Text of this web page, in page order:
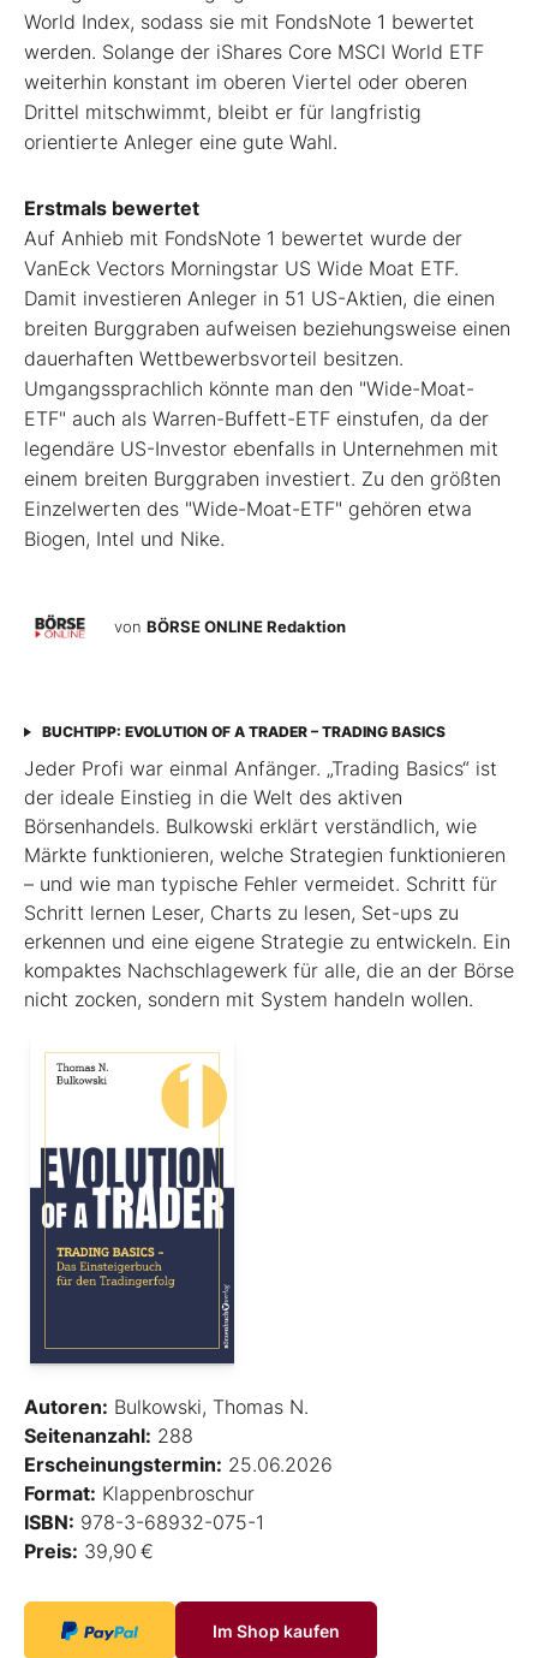
World Index, sodass sie mit FondsNote 1 bewertet
werden. Solange der iShares Core MSCI World ETF
weiterhin konstant im oberen Viertel oder oberen
Drittel mitschwimmt, bleibt er für langfristig
orientierte Anleger eine gute Wahl.
Erstmals bewertet
Auf Anhieb mit FondsNote 1 bewertet wurde der
VanEck Vectors Morningstar US Wide Moat ETF.
Damit investieren Anleger in 51 US-Aktien, die einen
breiten Burggraben aufweisen beziehungsweise einen
dauerhaften Wettbewerbsvorteil besitzen.
Umgangssprachlich könnte man den "Wide-Moat-
ETF" auch als Warren-Buffett-ETF einstufen, da der
legendäre US-Investor ebenfalls in Unternehmen mit
einem breiten Burggraben investiert. Zu den größten
Einzelwerten des "Wide-Moat-ETF" gehören etwa
Biogen, Intel und Nike.
von BÖRSE ONLINE Redaktion
BUCHTIPP: EVOLUTION OF A TRADER – TRADING BASICS
Jeder Profi war einmal Anfänger. „Trading Basics“ ist
der ideale Einstieg in die Welt des aktiven
Börsenhandels. Bulkowski erklärt verständlich, wie
Märkte funktionieren, welche Strategien funktionieren
– und wie man typische Fehler vermeidet. Schritt für
Schritt lernen Leser, Charts zu lesen, Set-ups zu
erkennen und eine eigene Strategie zu entwickeln. Ein
kompaktes Nachschlagewerk für alle, die an der Börse
nicht zocken, sondern mit System handeln wollen.
Autoren: Bulkowski, Thomas N.
Seitenanzahl: 288
Erscheinungstermin: 25.06.2026
Format: Klappenbroschur
ISBN: 978-3-68932-075-1
Preis: 39,90 €
Im Shop kaufen